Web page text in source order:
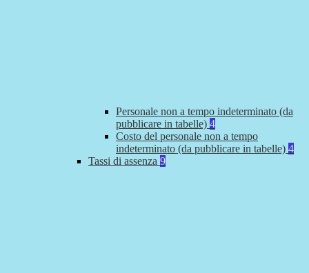
Personale non a tempo indeterminato (da
pubblicare in tabelle) 4
Costo del personale non a tempo
indeterminato (da pubblicare in tabelle) 4
Tassi di assenza 9